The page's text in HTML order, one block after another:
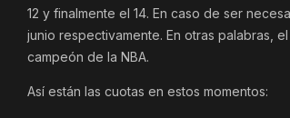
12 y finalmente el 14. En caso de ser
junio respectivamente. En otras palabras,
campeón de la NBA.
Así están las cuotas en estos momentos: